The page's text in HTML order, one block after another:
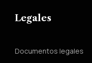
Legales
Documentos legales